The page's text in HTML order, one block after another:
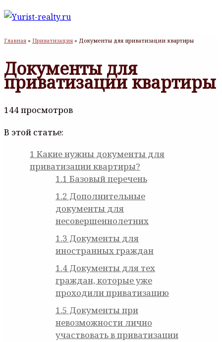
Главная » Приватизация » Документы для приватизации квартиры
Документы для
приватизации квартиры
144 просмотров
В этой статье:
1 Какие нужны документы для
приватизации квартиры?
1.1 Базовый перечень
1.2 Дополнительные
документы для
несовершеннолетних
1.3 Документы для
иностранных граждан
1.4 Документы для тех
граждан, которые уже
проходили приватизацию
1.5 Документы при
невозможности лично
участвовать в приватизации